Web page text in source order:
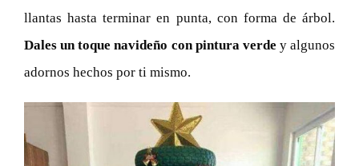
llantas hasta terminar en punta, con forma de árbol.
Dales un toque navideño con pintura verde y algunos
adornos hechos por ti mismo.